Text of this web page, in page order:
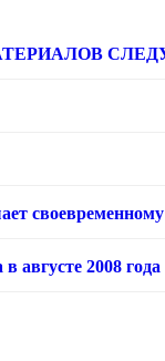
августе 2008 года